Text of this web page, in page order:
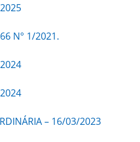
N° 1/2021.
– 16/03/2023